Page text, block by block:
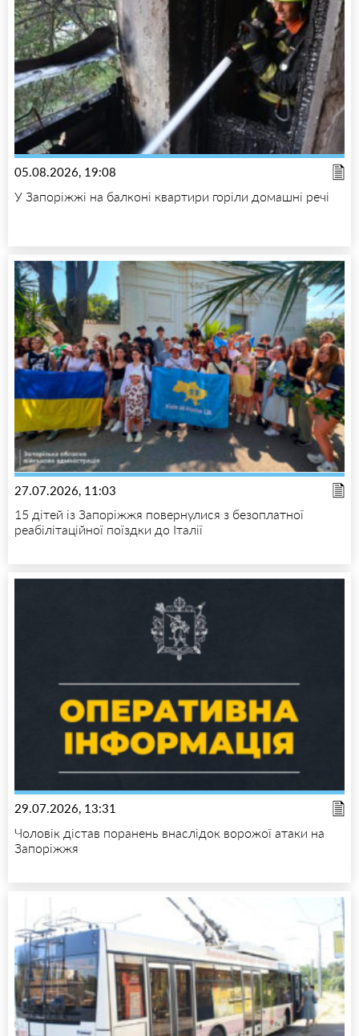
05.08.2026, 19:08
У Запоріжжі на балконі квартири горіли домашні речі
27.07.2026, 11:03
15 дітей із Запоріжжя повернулися з безоплатної
реабілітаційної поїздки до Італії
29.07.2026, 13:31
Чоловік дістав поранень внаслідок ворожої атаки на
Запоріжжя